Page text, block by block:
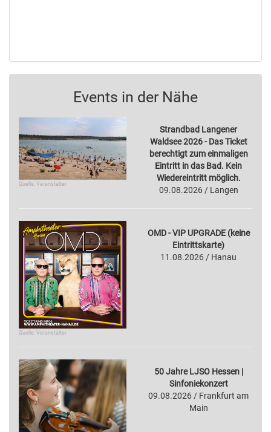
Events in der Nähe
Quelle: Veranstalter
Strandbad Langener
Waldsee 2026 - Das Ticket
berechtigt zum einmaligen
Eintritt in das Bad. Kein
Wiedereintritt möglich.
09.08.2026 / Langen
Quelle: Veranstalter
OMD - VIP UPGRADE (keine
Eintrittskarte)
11.08.2026 / Hanau
50 Jahre LJSO Hessen |
Sinfoniekonzert
09.08.2026 / Frankfurt am
Main